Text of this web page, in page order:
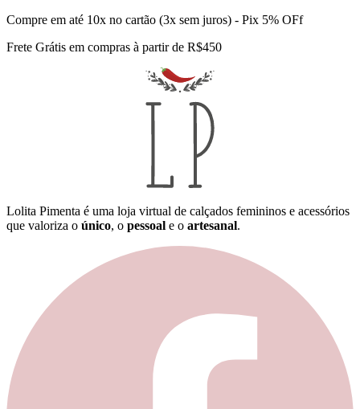
Compre em até 10x no cartão (3x sem juros) - Pix 5% OFf
Frete Grátis em compras à partir de R$450
Lolita Pimenta é uma loja virtual de calçados femininos e acessórios
que valoriza o único, o pessoal e o artesanal.